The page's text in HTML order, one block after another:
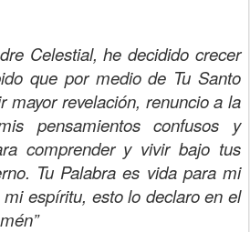
Celestial, he decidido crecer
que por medio de Tu Santo
mayor revelación, renuncio a la
pensamientos confusos y
comprender y vivir bajo tus
Tu Palabra es vida para mi
espíritu, esto lo declaro en el